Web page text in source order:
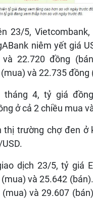
23/5, Vietcombank,
niêm yết giá
22.720 đồng
và 22.735 đồng
tháng 4, tỷ giá
ở cả 2 chiều mua
thị trường chợ đen ở
dịch 23/5, tỷ giá
và 25.642
và 29.607